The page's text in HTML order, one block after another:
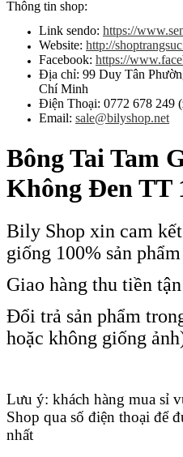
Thông tin shop:
Link sendo: https://
Website: http://
Facebook: https://
Địa chỉ: 99 Duy Tân
Chí Minh
Điện Thoại: 0772 678 249
Email: sale@bilyshop.net
Bông Tai Tam
Không Đen TT
Bily Shop xin cam
giống 100% sản
Giao hàng thu tiền
Đổi trả sản phẩm
hoặc không giống
Lưu ý: khách hàng mua sỉ
Shop qua số điện thoại để
nhất